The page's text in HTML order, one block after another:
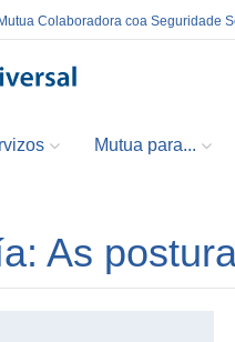
Colaboradora coa Seguridade
Mutua para...
As